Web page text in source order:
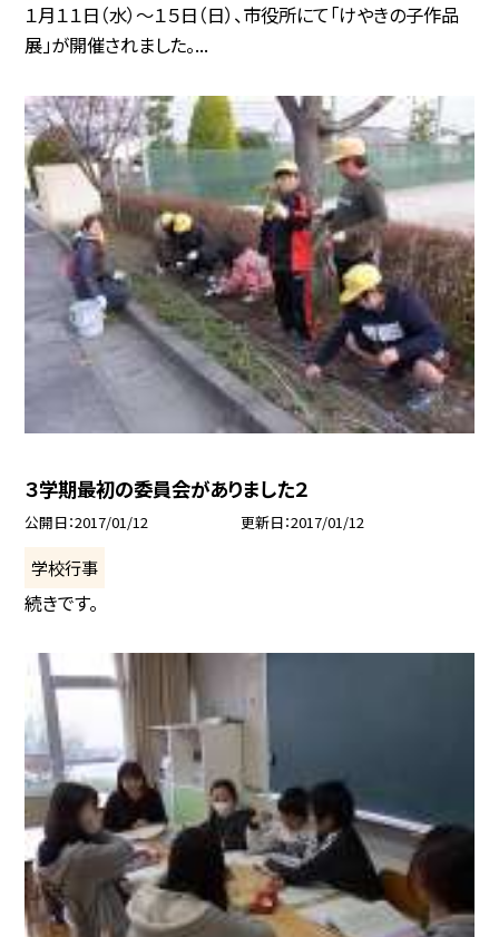
１月１１日（水）〜１５日（日）、市役所にて「けやきの子作品
展」が開催されました。...
３学期最初の委員会がありました２
公開日 2017/01/12 更新日 2017/01/12
学校行事
続きです。